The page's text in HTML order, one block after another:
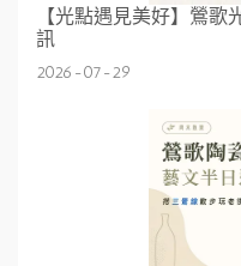
【光點遇見美好】鶯
訊
2026-07-29